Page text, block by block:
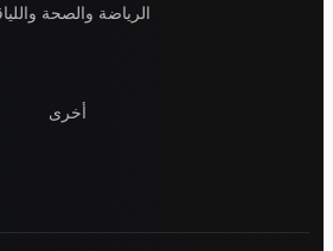
الرياضة والصحة واللياقة
أخرى